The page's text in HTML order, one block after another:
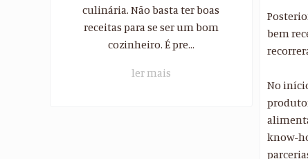
culinária. Não basta ter boas
receitas para se ser um bom
cozinheiro. É pre...
ler mais
bem
No
know-